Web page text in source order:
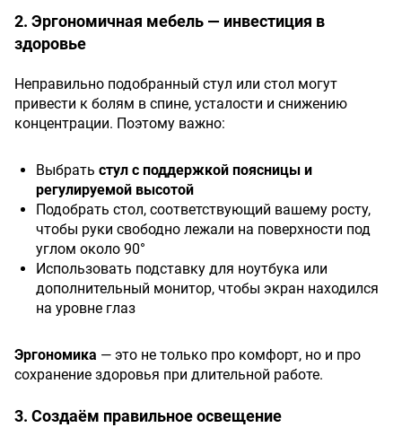
2. Эргономичная мебель — инвестиция в
здоровье
Неправильно подобранный стул или стол могут
привести к болям в спине, усталости и снижению
концентрации. Поэтому важно:
Выбрать стул с поддержкой поясницы и
регулируемой высотой
Подобрать стол, соответствующий вашему росту,
чтобы руки свободно лежали на поверхности под
углом около 90°
Использовать подставку для ноутбука или
дополнительный монитор, чтобы экран находился
на уровне глаз
Эргономика — это не только про комфорт, но и про
сохранение здоровья при длительной работе.
3. Создаём правильное освещение